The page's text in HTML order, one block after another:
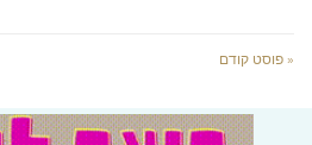
« פוסט קודם